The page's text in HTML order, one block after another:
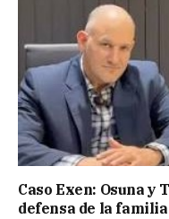
Caso Exen: Osuna
defensa de la